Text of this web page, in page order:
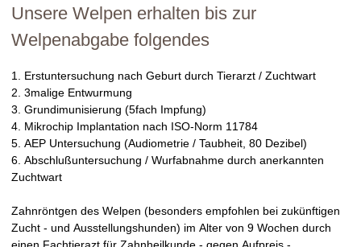
e
e
a
l
n
k
s
t
a
l
Unsere Welpen erhalten bis zur
Welpenabgabe folgendes
1. Erstuntersuchung nach Geburt durch Tierarzt / Zuchtwart
2. 3malige Entwurmung
3. Grundimunisierung (5fach Impfung)
4. Mikrochip Implantation nach ISO-Norm 11784
5. AEP Untersuchung (Audiometrie / Taubheit, 80 Dezibel)
6. Abschlußuntersuchung / Wurfabnahme durch anerkannten
Zuchtwart
Zahnröntgen des Welpen (besonders empfohlen bei zukünftigen
Zucht - und Ausstellungshunden) im Alter von 9 Wochen durch
einen Fachtierazt für Zahnheilkunde - gegen Aufpreis -